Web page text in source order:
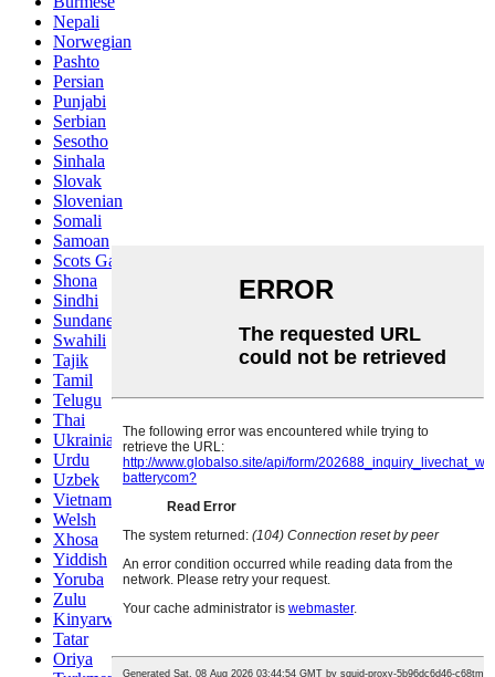
Nepali
Norwegian
Pashto
Persian
Punjabi
Serbian
Sesotho
Sinhala
Slovak
Slovenian
Somali
Samoan
Scots Gaelic
Shona
Sindhi
Sundanese
Swahili
Tajik
Tamil
Telugu
Thai
Ukrainian
Urdu
Uzbek
Vietnamese
Welsh
Xhosa
Yiddish
Yoruba
Zulu
Kinyarwanda
Tatar
Oriya